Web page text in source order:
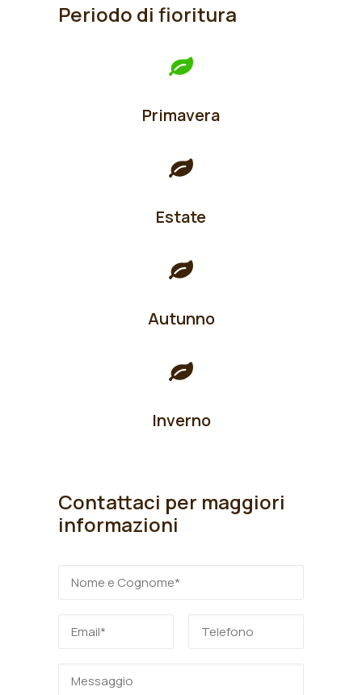
Periodo di fioritura
Primavera
Estate
Autunno
Inverno
Contattaci per maggiori
informazioni